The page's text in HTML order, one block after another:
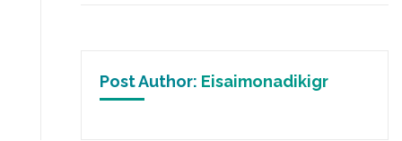
Post Author: Eisaimonadikigr